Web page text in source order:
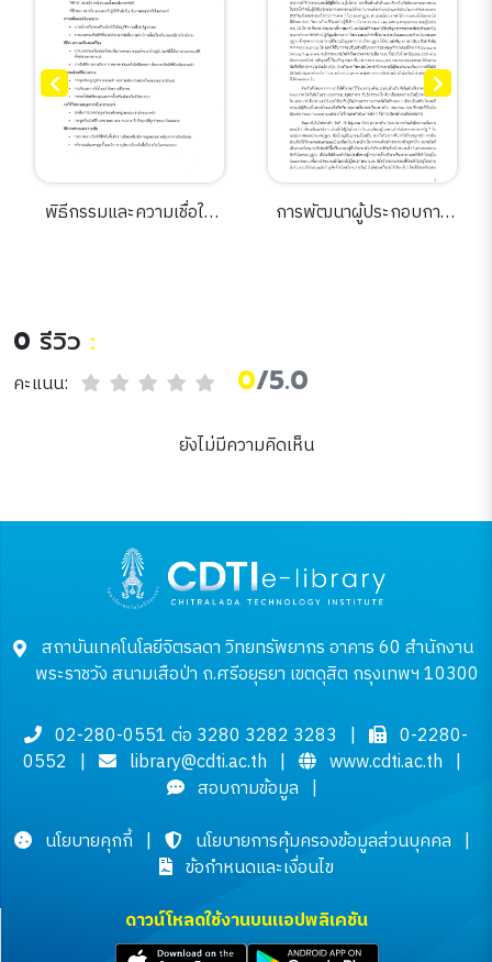
พิธีกรรมและความเชื่อใน
การพัฒนาผู้ประกอบการ
0 รีวิว :
คะแนน: 0/5.0
ยังไม่มีความคิดเห็น
สถาบันเทคโนโลยีจิตรลดา วิทยทรัพยากร อาคาร 60 สำนักงาน
พระราชวัง สนามเสือป่า ถ.ศรีอยุธยา เขตดุสิต กรุงเทพฯ 10300
02-280-0551 ต่อ 3280 3282 3283 |
0-2280-
0552 | library@cdti.ac.th | www.cdti.ac.th |
สอบถามข้อมูล |
นโยบายคุกกี้ | นโยบายการคุ้มครองข้อมูลส่วนบุคคล |
ข้อกำหนดและเงื่อนไข
ดาวน์โหลดใช้งานบนแอปพลิเคชัน